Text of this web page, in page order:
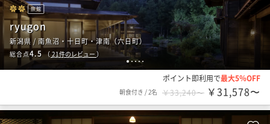
1 2345
旅館
ryugon
新潟県 / 南魚沼・十日町・津南（六日町）
総合点4.5（21件のレビュー ）
ポイント即利用で最大5％OFF
朝食付き /2名 ￥33,240〜 ￥31,578〜